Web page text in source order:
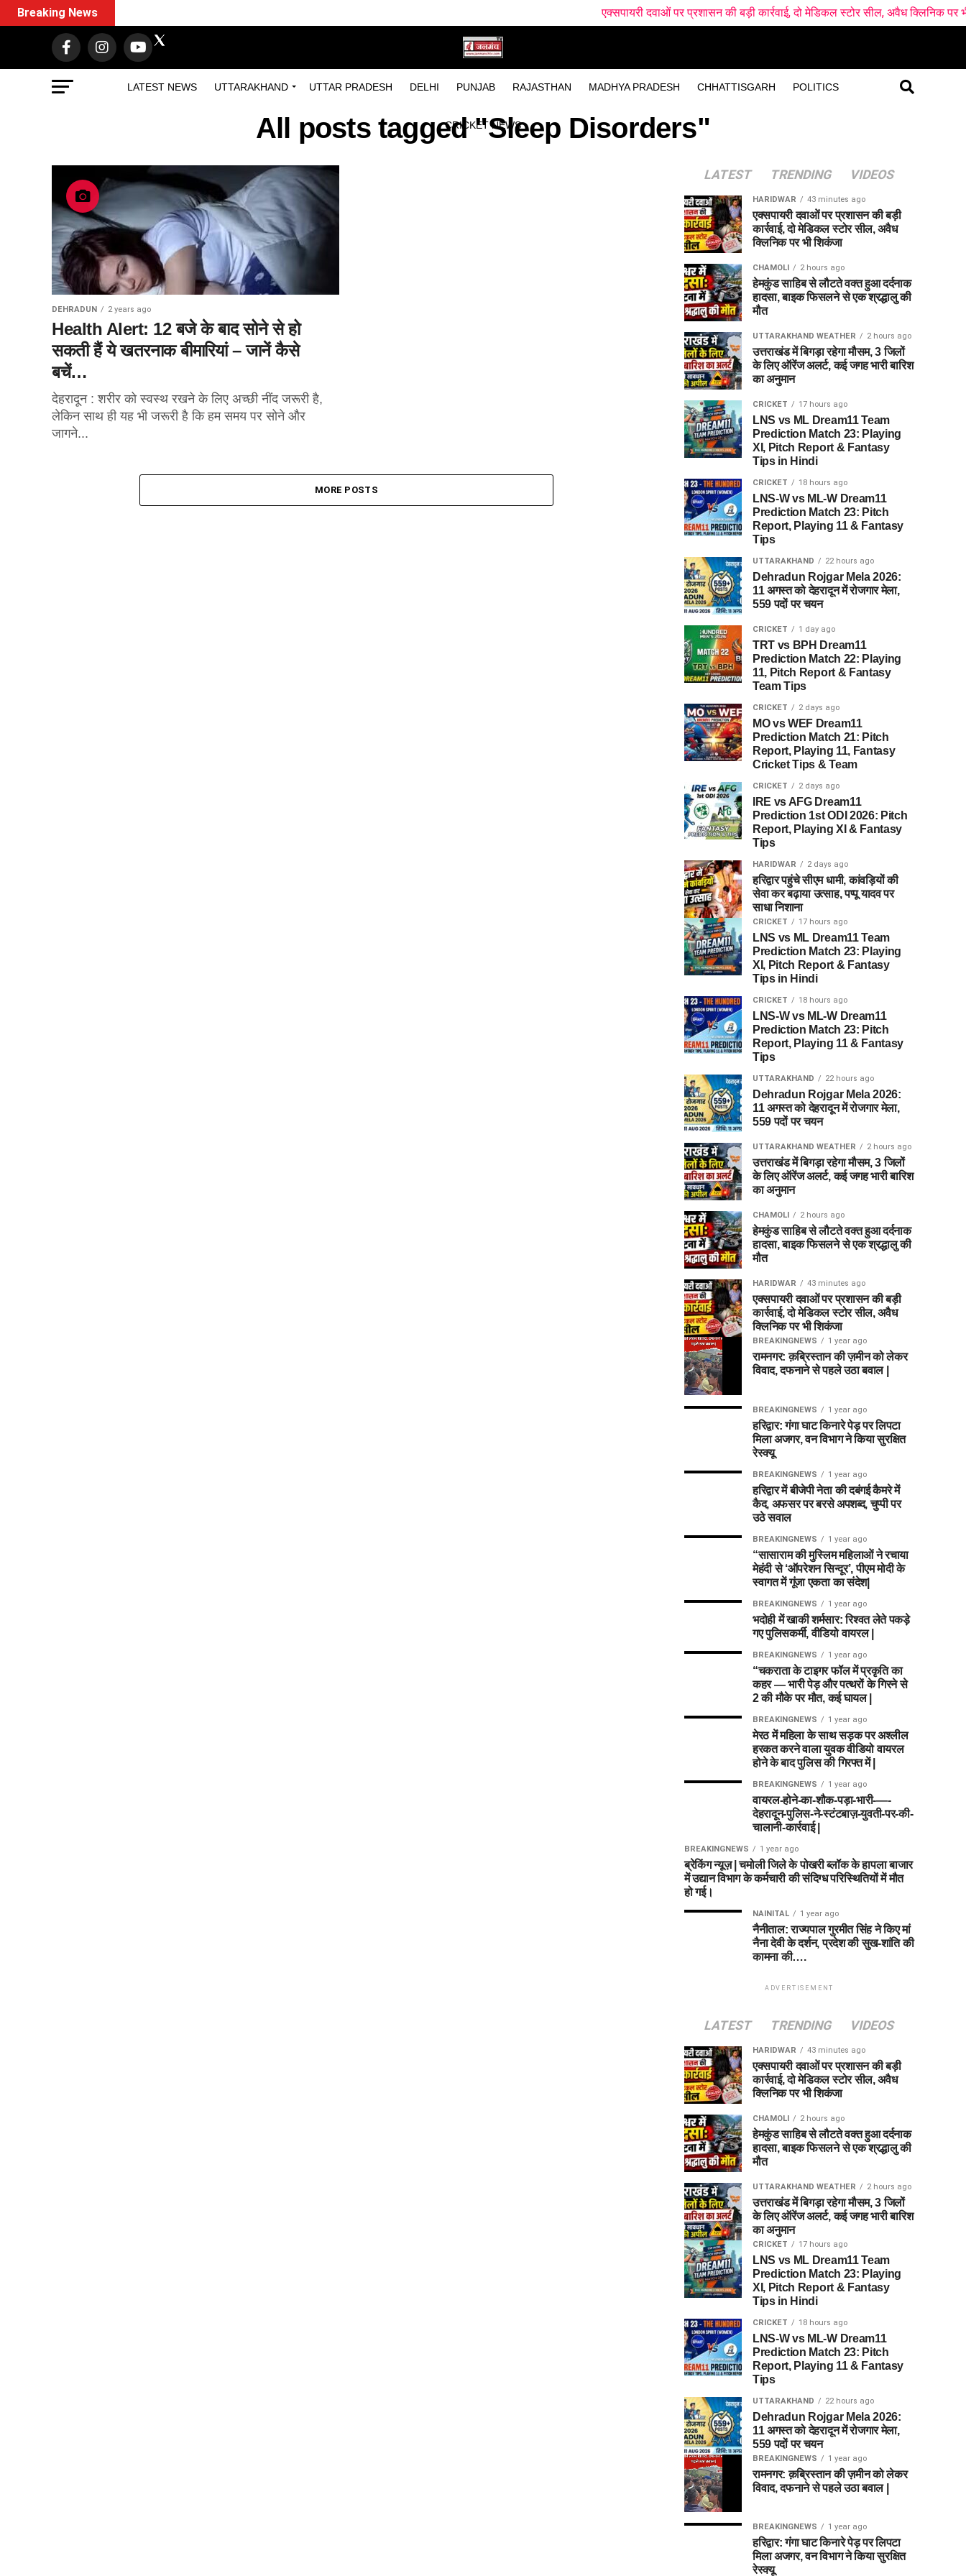
LATEST NEWS UTTARAKHAND UTTAR PRADESH DELHI PUNJAB RAJASTHAN MADHYA PRADESH CHHATTISGARH POLITICS
CRICKET NEWS
Breaking News एक्सपायरी दवाओं पर प्रशासन की बड़ी कार्रवाई, दो मेडिकल स्टोर सील, अवैध क्लिनिक पर भी शिकंजा
All posts tagged "Sleep Disorders"
DEHRADUN 2 years ago
Health Alert: 12 बजे के बाद सोने से हो
सकती हैं ये खतरनाक बीमारियां – जानें कैसे
बचें…
देहरादून : शरीर को स्वस्थ रखने के लिए अच्छी नींद जरूरी है,
लेकिन साथ ही यह भी जरूरी है कि हम समय पर सोने और
जागने...
MORE POSTS
LATEST TRENDING VIDEOS
HARIDWAR 43 minutes ago
एक्सपायरी दवाओं पर प्रशासन की बड़ी
कार्रवाई, दो मेडिकल स्टोर सील, अवैध
क्लिनिक पर भी शिकंजा
CHAMOLI 2 hours ago
हेमकुंड साहिब से लौटते वक्त हुआ दर्दनाक
हादसा, बाइक फिसलने से एक श्रद्धालु की
मौत
UTTARAKHAND WEATHER 2 hours ago
उत्तराखंड में बिगड़ा रहेगा मौसम, 3 जिलों
के लिए ऑरेंज अलर्ट, कई जगह भारी बारिश
का अनुमान
CRICKET 17 hours ago
LNS vs ML Dream11 Team
Prediction Match 23: Playing
XI, Pitch Report & Fantasy
Tips in Hindi
CRICKET 18 hours ago
LNS-W vs ML-W Dream11
Prediction Match 23: Pitch
Report, Playing 11 & Fantasy
Tips
UTTARAKHAND 22 hours ago
Dehradun Rojgar Mela 2026:
11 अगस्त को देहरादून में रोजगार मेला,
559 पदों पर चयन
CRICKET 1 day ago
TRT vs BPH Dream11
Prediction Match 22: Playing
11, Pitch Report & Fantasy
Team Tips
CRICKET 2 days ago
MO vs WEF Dream11
Prediction Match 21: Pitch
Report, Playing 11, Fantasy
Cricket Tips & Team
CRICKET 2 days ago
IRE vs AFG Dream11
Prediction 1st ODI 2026: Pitch
Report, Playing XI & Fantasy
Tips
HARIDWAR 2 days ago
हरिद्वार पहुंचे सीएम धामी, कांवड़ियों की
सेवा कर बढ़ाया उत्साह, पप्पू यादव पर
साधा निशाना
CRICKET 17 hours ago
LNS vs ML Dream11 Team
Prediction Match 23: Playing
XI, Pitch Report & Fantasy
Tips in Hindi
CRICKET 18 hours ago
LNS-W vs ML-W Dream11
Prediction Match 23: Pitch
Report, Playing 11 & Fantasy
Tips
UTTARAKHAND 22 hours ago
Dehradun Rojgar Mela 2026:
11 अगस्त को देहरादून में रोजगार मेला,
559 पदों पर चयन
UTTARAKHAND WEATHER 2 hours ago
उत्तराखंड में बिगड़ा रहेगा मौसम, 3 जिलों
के लिए ऑरेंज अलर्ट, कई जगह भारी बारिश
का अनुमान
CHAMOLI 2 hours ago
हेमकुंड साहिब से लौटते वक्त हुआ दर्दनाक
हादसा, बाइक फिसलने से एक श्रद्धालु की
मौत
HARIDWAR 43 minutes ago
एक्सपायरी दवाओं पर प्रशासन की बड़ी
कार्रवाई, दो मेडिकल स्टोर सील, अवैध
क्लिनिक पर भी शिकंजा
BREAKINGNEWS 1 year ago
रामनगर: क़ब्रिस्तान की ज़मीन को लेकर
विवाद, दफनाने से पहले उठा बवाल |
BREAKINGNEWS 1 year ago
हरिद्वार: गंगा घाट किनारे पेड़ पर लिपटा
मिला अजगर, वन विभाग ने किया सुरक्षित
रेस्क्यू
BREAKINGNEWS 1 year ago
हरिद्वार में बीजेपी नेता की दबंगई कैमरे में
कैद, अफसर पर बरसे अपशब्द, चुप्पी पर
उठे सवाल
BREAKINGNEWS 1 year ago
“सासाराम की मुस्लिम महिलाओं ने रचाया
मेहंदी से ‘ऑपरेशन सिन्दूर’, पीएम मोदी के
स्वागत में गूंजा एकता का संदेश|
BREAKINGNEWS 1 year ago
भदोही में खाकी शर्मसार: रिश्वत लेते पकड़े
गए पुलिसकर्मी, वीडियो वायरल |
BREAKINGNEWS 1 year ago
“चकराता के टाइगर फॉल में प्रकृति का
कहर — भारी पेड़ और पत्थरों के गिरने से
2 की मौके पर मौत, कई घायल |
BREAKINGNEWS 1 year ago
मेरठ में महिला के साथ सड़क पर अश्लील
हरकत करने वाला युवक वीडियो वायरल
होने के बाद पुलिस की गिरफ्त में |
BREAKINGNEWS 1 year ago
वायरल-होने-का-शौक-पड़ा-भारी-—-
देहरादून-पुलिस-ने-स्टंटबाज़-युवती-पर-की-
चालानी-कार्रवाई |
BREAKINGNEWS 1 year ago
ब्रेकिंग न्यूज़ | चमोली जिले के पोखरी ब्लॉक के हापला बाजार
में उद्यान विभाग के कर्मचारी की संदिग्ध परिस्थितियों में मौत
हो गई।
NAINITAL 1 year ago
नैनीताल: राज्यपाल गुरमीत सिंह ने किए मां
नैना देवी के दर्शन, प्रदेश की सुख-शांति की
कामना की….
ADVERTISEMENT
LATEST TRENDING VIDEOS
HARIDWAR 43 minutes ago
एक्सपायरी दवाओं पर प्रशासन की बड़ी
कार्रवाई, दो मेडिकल स्टोर सील, अवैध
क्लिनिक पर भी शिकंजा
CHAMOLI 2 hours ago
हेमकुंड साहिब से लौटते वक्त हुआ दर्दनाक
हादसा, बाइक फिसलने से एक श्रद्धालु की
मौत
UTTARAKHAND WEATHER 2 hours ago
उत्तराखंड में बिगड़ा रहेगा मौसम, 3 जिलों
के लिए ऑरेंज अलर्ट, कई जगह भारी बारिश
का अनुमान
CRICKET 17 hours ago
LNS vs ML Dream11 Team
Prediction Match 23: Playing
XI, Pitch Report & Fantasy
Tips in Hindi
CRICKET 18 hours ago
LNS-W vs ML-W Dream11
Prediction Match 23: Pitch
Report, Playing 11 & Fantasy
Tips
UTTARAKHAND 22 hours ago
Dehradun Rojgar Mela 2026:
11 अगस्त को देहरादून में रोजगार मेला,
559 पदों पर चयन
BREAKINGNEWS 1 year ago
रामनगर: क़ब्रिस्तान की ज़मीन को लेकर
विवाद, दफनाने से पहले उठा बवाल |
BREAKINGNEWS 1 year ago
हरिद्वार: गंगा घाट किनारे पेड़ पर लिपटा
मिला अजगर, वन विभाग ने किया सुरक्षित
रेस्क्यू